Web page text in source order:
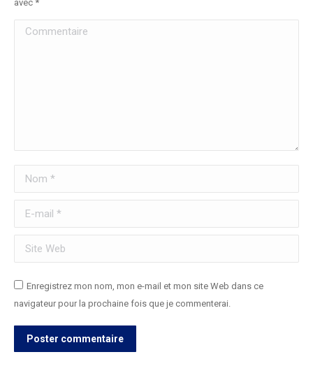
avec *
Commentaire
Nom *
E-mail *
Site Web
Enregistrez mon nom, mon e-mail et mon site Web dans ce
navigateur pour la prochaine fois que je commenterai.
Poster commentaire